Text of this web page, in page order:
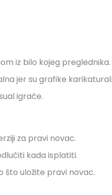
iz bilo kojeg preglednika.
jer su grafike
igrače.
za pravi novac.
kada isplatiti.
što uložite pravi novac.